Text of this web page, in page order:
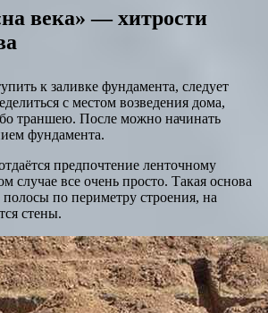
века» — хитрости
к заливке фундамента, следует
с местом возведения дома,
траншею. После можно начинать
фундамента.
предпочтение ленточному
случае все очень просто. Такая основа
полосы по периметру строения, на
стены.